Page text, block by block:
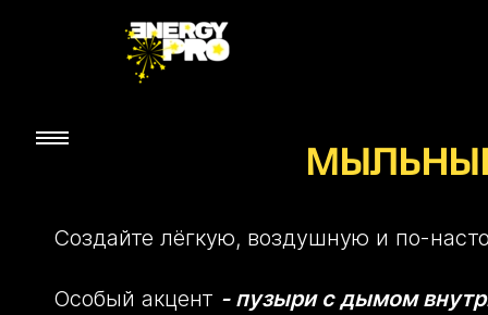
Создайте лёгкую, воздушную и по-
Особый акцент - пузыри с дымом